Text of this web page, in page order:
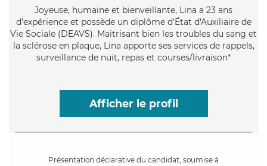
Joyeuse, humaine et bienveillante, Lina a 23 ans
d'expérience et possède un diplôme d'État d'Auxiliaire de
Vie Sociale (DEAVS). Maitrisant bien les troubles du sang et
la sclérose en plaque, Lina apporte ses services de rappels,
surveillance de nuit, repas et courses/livraison*
Afficher le profil
Présentation déclarative du candidat, soumise à